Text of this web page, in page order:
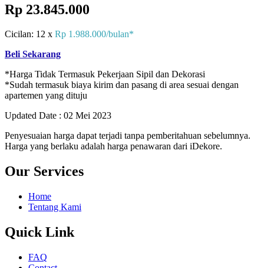
Rp 23.845.000
Cicilan: 12 x Rp 1.988.000/bulan*
Beli Sekarang
*Harga Tidak Termasuk Pekerjaan Sipil dan Dekorasi
*Sudah termasuk biaya kirim dan pasang di area sesuai dengan
apartemen yang dituju
Updated Date : 02 Mei 2023
Penyesuaian harga dapat terjadi tanpa pemberitahuan sebelumnya.
Harga yang berlaku adalah harga penawaran dari iDekore.
Our Services
Home
Tentang Kami
Quick Link
FAQ